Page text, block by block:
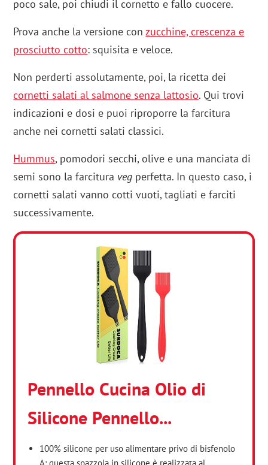
poco sale, poi chiudi il cornetto e fallo cuocere.
Prova anche la versione conzucchine, crescenza e
prosciutto cotto: squisita e veloce.
Non perderti assolutamente, poi, la ricetta dei
cornetti salati al salmone senza lattosio. Qui trovi
indicazioni e dosi e puoi riproporre la farcitura
anche nei cornetti salati classici.
Hummus, pomodori secchi, olive e una manciata di
semi sono la farcitura veg perfetta. In questo caso, i
cornetti salati vanno cotti vuoti, tagliati e farciti
successivamente.
Pennello Cucina Olio di
Silicone Pennello...
100% silicone per uso alimentare privo di bisfenolo